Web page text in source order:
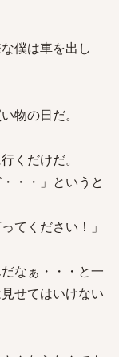
僕は車を出し
物の日だ。
くだけだ。
・・」というと
てください！」
なぁ・・・と一
せてはいけない